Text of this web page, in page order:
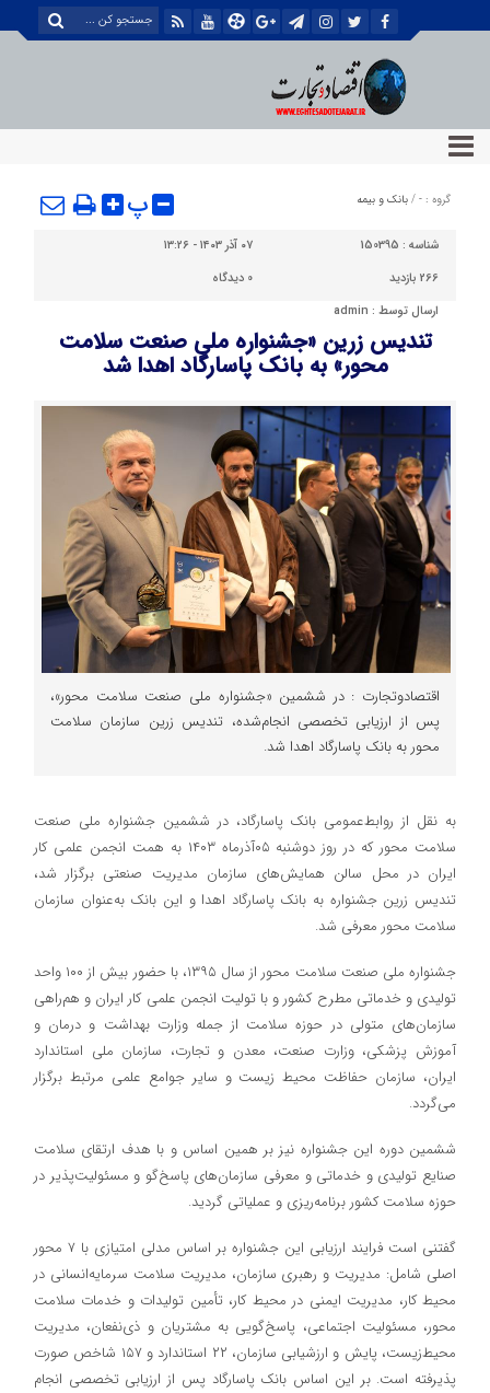
گروه : -
/ بانک و بیمه پ
شناسه : 150395
۰۷ آذر ۱۴۰۳ - ۱۳:۲۶
266 بازدید
0 دیدگاه
ارسال توسط : admin
تندیس زرین «جشنواره ملی صنعت سلامت
محور» به بانک پاسارگاد اهدا شد
اقتصادوتجارت : در ششمین «جشنواره ملی صنعت سلامت محور»،
پس از ارزیابی تخصصی انجام‌شده، تندیس زرین سازمان سلامت
محور به بانک پاسارگاد اهدا شد.
به نقل از روابط‌عمومی بانک پاسارگاد، در ششمین جشنواره ملی صنعت
سلامت محور که در روز دو‌شنبه ۰۵آذرماه ۱۴۰۳ به همت انجمن علمی کار
ایران در محل سالن همایش‌های سازمان مدیریت صنعتی برگزار شد،
تندیس زرین جشنواره به بانک پاسارگاد اهدا و این بانک به‌عنوان سازمان
سلامت محور معرفی شد.
جشنواره ملی صنعت سلامت محور از سال ۱۳۹۵، با حضور بیش از ۱۰۰ واحد
تولیدی و خدماتی مطرح کشور و با تولیت انجمن علمی کار ایران و هم‌راهی
سازمان‌های متولی در حوزه سلامت از جمله وزارت بهداشت و درمان و
آموزش پزشکی، وزارت صنعت، معدن و تجارت، سازمان ملی استاندارد
ایران، سازمان حفاظت محیط زیست و سایر جوامع علمی مرتبط برگزار
می‌گردد.
ششمین دوره این جشنواره نیز بر همین اساس و با هدف ارتقای سلامت
صنایع تولیدی و خدماتی و معرفی ساز‌مان‌های پاسخ‌گو و مسئولیت‌پذیر در
حوزه سلامت کشور برنامه‌ریزی و عملیاتی گردید.
گفتنی است فرایند ارزیابی این جشنواره بر اساس مدلی امتیازی با ۷ محور
اصلی شامل: مدیریت و رهبری سازمان، مدیریت سلامت سرمایه‌انسانی در
محیط ‌کار، مدیریت ایمنی در محیط کار، تأمین تولیدات و خدمات سلامت
محور، مسئولیت اجتماعی، پاسخ‌گویی به مشتریان و ذی‌نفعان، مدیریت
محیط‌زیست، پایش و ارزشیابی سازمان، ۲۲ استاندارد و ۱۵۷ شاخص صورت
پذیرفته است. بر این اساس بانک پاسارگاد پس از ارزیابی تخصصی انجام